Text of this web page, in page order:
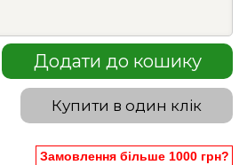
Додати до кошику
Купити в один клік
Замовлення більше 1000 грн?